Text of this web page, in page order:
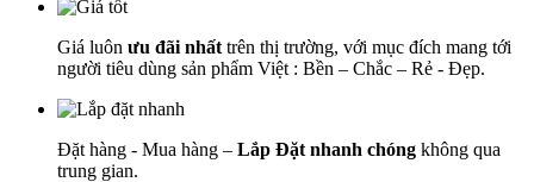
Giá luôn ưu đãi nhất trên thị trường, với mục đích mang tới
người tiêu dùng sản phẩm Việt : Bền – Chắc – Rẻ - Đẹp.
Đặt hàng - Mua hàng – Lắp Đặt nhanh chóng không qua
trung gian.